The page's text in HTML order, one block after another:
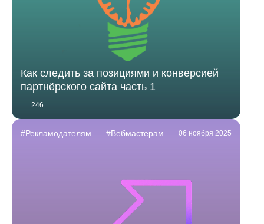
Как следить за позициями и конверсией
партнёрского сайта часть 1
246
#Рекламодателям #Вебмастерам 06 ноября 2025